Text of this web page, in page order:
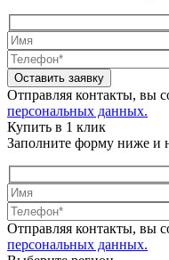
Оставить заявку
Отправляя контакты, вы
персональных данных.
Купить в 1 клик
Заполните форму ниже и
Отправляя контакты, вы
персональных данных.